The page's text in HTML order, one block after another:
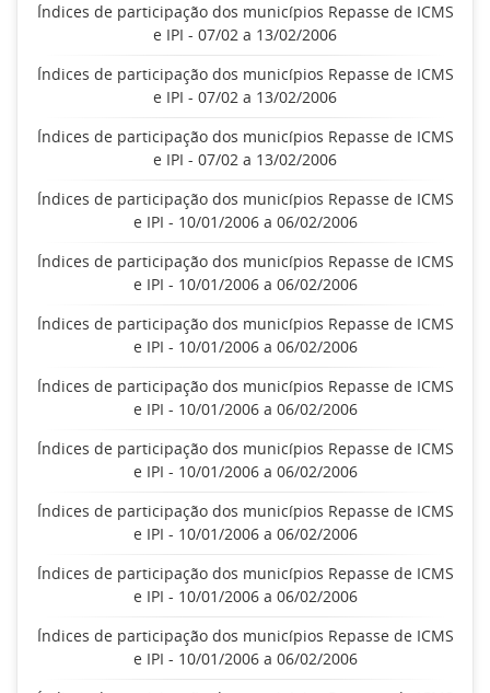
Índices de participação dos municípios Repasse de ICMS
e IPI - 07/02 a 13/02/2006
Índices de participação dos municípios Repasse de ICMS
e IPI - 07/02 a 13/02/2006
Índices de participação dos municípios Repasse de ICMS
e IPI - 07/02 a 13/02/2006
Índices de participação dos municípios Repasse de ICMS
e IPI - 10/01/2006 a 06/02/2006
Índices de participação dos municípios Repasse de ICMS
e IPI - 10/01/2006 a 06/02/2006
Índices de participação dos municípios Repasse de ICMS
e IPI - 10/01/2006 a 06/02/2006
Índices de participação dos municípios Repasse de ICMS
e IPI - 10/01/2006 a 06/02/2006
Índices de participação dos municípios Repasse de ICMS
e IPI - 10/01/2006 a 06/02/2006
Índices de participação dos municípios Repasse de ICMS
e IPI - 10/01/2006 a 06/02/2006
Índices de participação dos municípios Repasse de ICMS
e IPI - 10/01/2006 a 06/02/2006
Índices de participação dos municípios Repasse de ICMS
e IPI - 10/01/2006 a 06/02/2006